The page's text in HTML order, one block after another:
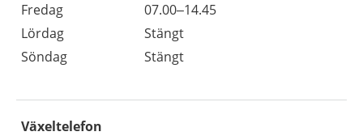
Fredag
07.00–14.45
Lördag
Stängt
Söndag
Stängt
Växeltelefon